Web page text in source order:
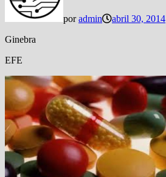
poradmin
abril 30, 2014
Ginebra
EFE